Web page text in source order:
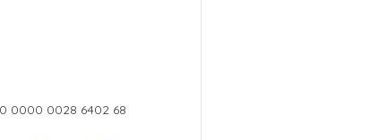
0000 0028 6402 68